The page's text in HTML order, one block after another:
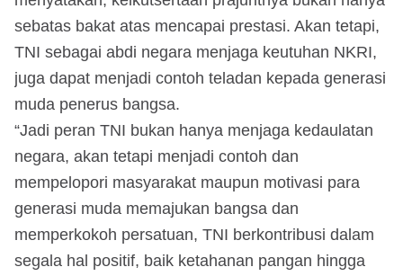
sebatas bakat atas mencapai prestasi. Akan tetapi,
TNI sebagai abdi negara menjaga keutuhan NKRI,
juga dapat menjadi contoh teladan kepada generasi
muda penerus bangsa.
“Jadi peran TNI bukan hanya menjaga kedaulatan
negara, akan tetapi menjadi contoh dan
mempelopori masyarakat maupun motivasi para
generasi muda memajukan bangsa dan
memperkokoh persatuan, TNI berkontribusi dalam
segala hal positif, baik ketahanan pangan hingga